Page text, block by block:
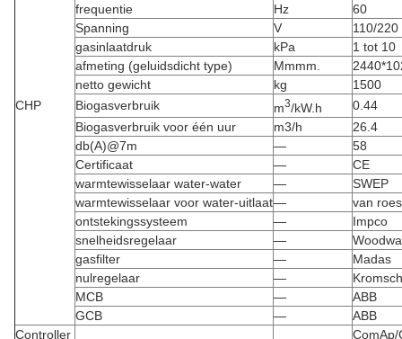
CHP
frequentie
Hz
60
Spanning
V
110/220
gasinlaatdruk
kPa
1 tot 10
afmeting (geluidsdicht type)
Mmmm.
netto gewicht
kg
1500
Biogasverbruik
m3/kW.h
0.44
Biogasverbruik voor één uur
m3/h
26.4
db(A)@7m
—
58
Certificaat
—
CE
warmtewisselaar water-water
—
SWEP
warmtewisselaar voor water-uitlaat—
van
ontstekingssysteem
—
Impco
snelheidsregelaar
—
gasfilter
—
Madas
nulregelaar
—
MCB
—
ABB
GCB
—
ABB
Controller
ComAp/